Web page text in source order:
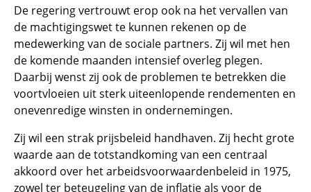
De regering vertrouwt erop ook na het vervallen van
de machtigingswet te kunnen rekenen op de
medewerking van de sociale partners. Zij wil met hen
de komende maanden intensief overleg plegen.
Daarbij wenst zij ook de problemen te betrekken die
voortvloeien uit sterk uiteenlopende rendementen en
onevenredige winsten in ondernemingen.
Zij wil een strak prijsbeleid handhaven. Zij hecht grote
waarde aan de totstandkoming van een centraal
akkoord over het arbeidsvoorwaardenbeleid in 1975,
zowel ter beteugeling van de inflatie als voor de